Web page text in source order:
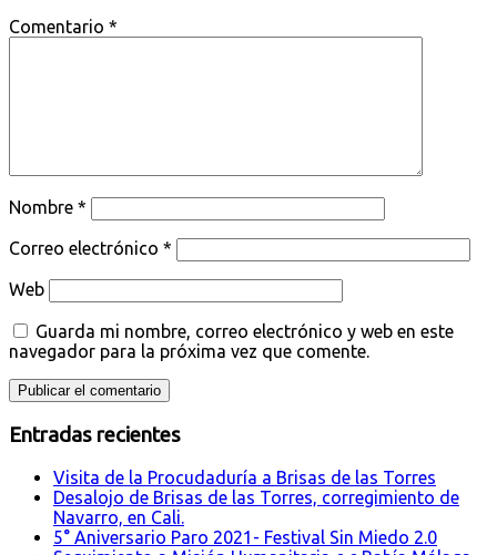
Comentario *
Nombre *
Correo electrónico *
Web
Guarda mi nombre, correo electrónico y web en este
navegador para la próxima vez que comente.
Entradas recientes
Visita de la Procudaduría a Brisas de las Torres
Desalojo de Brisas de las Torres, corregimiento de
Navarro, en Cali.
5° Aniversario Paro 2021- Festival Sin Miedo 2.0